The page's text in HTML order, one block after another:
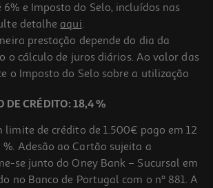
4.3
Lombo Kg
e Imposto do Selo, incluídos nas
detalhe aqui.
prestação depende do dia da
o cálculo de juros diários. Ao valor das
o Imposto do Selo sobre a utilização
DE CRÉDITO: 18,4 %
limite de crédito de 1.500€ pago em 12
%. Adesão ao Cartão sujeita a
se junto do Oney Bank – Sucursal em
no Banco de Portugal com o nº 881. A